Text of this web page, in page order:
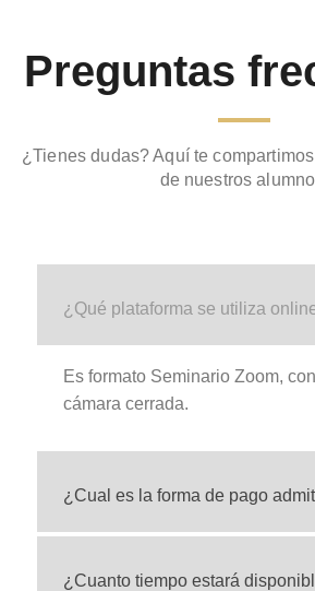
Preguntas
¿Tienes dudas? Aquí te
de nuestros
¿Qué plataforma se utiliza
Es formato Seminario Zoom,
cámara cerrada.
¿Cual es la forma de pago
¿Cuanto tiempo estará